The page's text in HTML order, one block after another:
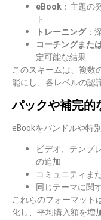
eBook ：主題の
ト
トレーニング：
コーチングまた
定可能な結果
このスキームは、複数
能にし、各レベルの認
パックや補完的
eBookをバンドルや特
ビデオ、テンプ
の追加
コミュニティま
同じテーマに関
これらのフォーマット
化し、平均購入額を増